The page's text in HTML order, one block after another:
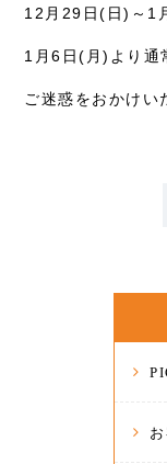
12月29日(日)～1
1月6日(月)より通
ご迷惑をおかけい